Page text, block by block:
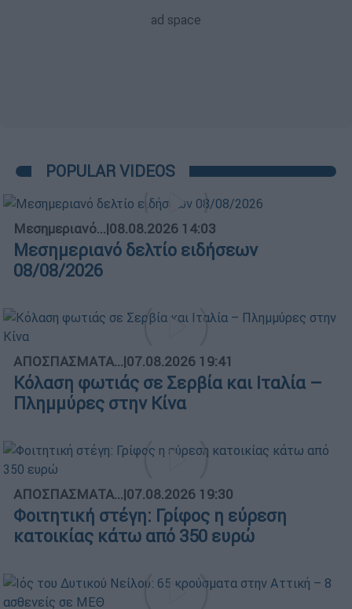
POPULAR VIDEOS
Μεσημεριανό...|08.08.2026 14:03
Μεσημεριανό δελτίο ειδήσεων
08/08/2026
ΑΠΟΣΠΑΣΜΑΤΑ...|07.08.2026 19:41
Κόλαση φωτιάς σε Σερβία και Ιταλία –
Πλημμύρες στην Κίνα
ΑΠΟΣΠΑΣΜΑΤΑ...|07.08.2026 19:30
Φοιτητική στέγη: Γρίφος η εύρεση
κατοικίας κάτω από 350 ευρώ